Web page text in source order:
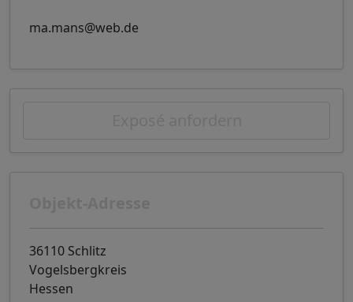
ma.mans@web.de
36110 Schlitz
Vogelsbergkreis
Hessen